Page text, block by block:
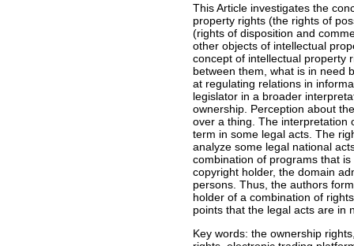
This Article investigates the
property rights (the rights of
(rights of disposition and
other objects of intellectual
concept of intellectual property
between them, what is in need
at regulating relations in
legislator in a broader
ownership. Perception about
over a thing. The interpretation
term in some legal acts. The
analyze some legal national
combination of programs that
copyright holder, the domain
persons. Thus, the authors
holder of a combination of
points that the legal acts are in
Key words: the ownership